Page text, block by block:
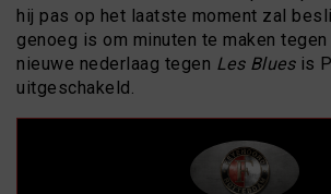
hij pas op het laatste moment zal
genoeg is om minuten te maken tegen
nieuwe nederlaag tegen Les Bluesis
uitgeschakeld.